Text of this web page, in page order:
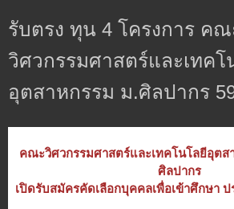
รับตรง ทุน 4 โครงการ คณ
วิศวกรรมศาสตร์และเทคโ
อุตสาหกรรม ม.ศิลปากร
คณะวิศวกรรมศาสตร์และเทคโนโลยีอุตส
ศิลปากร
เปิดรับสมัครคัดเลือกบุคคลเพื่อเข้าศึกษา ป